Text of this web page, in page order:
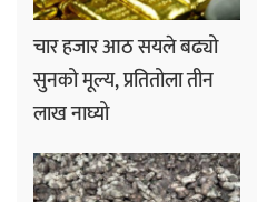
चार हजार आठ सयले बढ्यो
सुनको मूल्य, प्रतितोला तीन
लाख नाघ्यो